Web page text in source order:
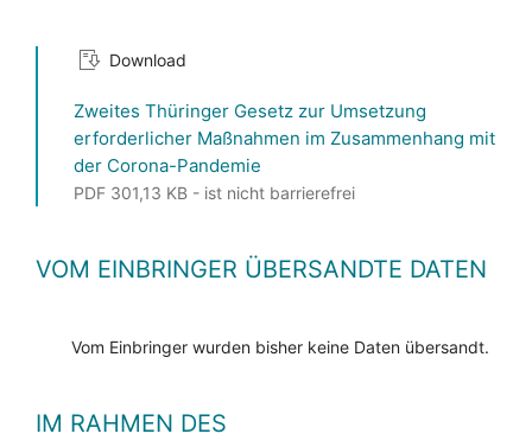
Download
Zweites Thüringer Gesetz zur Umsetzung
erforderlicher Maßnahmen im Zusammenhang mit
der Corona-Pandemie
PDF 301,13 KB - ist nicht barrierefrei
VOM EINBRINGER ÜBERSANDTE DATEN
Vom Einbringer wurden bisher keine Daten übersandt.
IM RAHMEN DES